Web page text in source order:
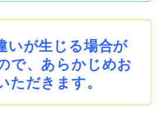
いが生じる場合が
で、あらかじめお
ただきます。